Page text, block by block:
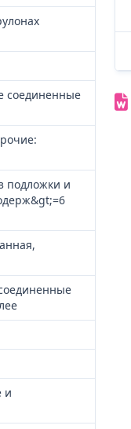
соединенные
подложки и
и